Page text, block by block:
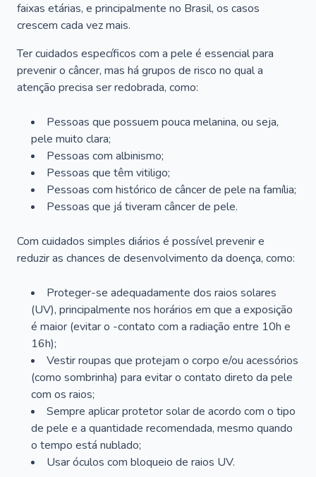
faixas etárias, e principalmente no Brasil, os casos
crescem cada vez mais.
Ter cuidados específicos com a pele é essencial para
prevenir o câncer, mas há grupos de risco no qual a
atenção precisa ser redobrada, como:
Pessoas que possuem pouca melanina, ou seja,
pele muito clara;
Pessoas com albinismo;
Pessoas que têm vitiligo;
Pessoas com histórico de câncer de pele na família;
Pessoas que já tiveram câncer de pele.
Com cuidados simples diários é possível prevenir e
reduzir as chances de desenvolvimento da doença, como:
Proteger-se adequadamente dos raios solares
(UV), principalmente nos horários em que a exposição
é maior (evitar o -contato com a radiação entre 10h e
16h);
Vestir roupas que protejam o corpo e/ou acessórios
(como sombrinha) para evitar o contato direto da pele
com os raios;
Sempre aplicar protetor solar de acordo com o tipo
de pele e a quantidade recomendada, mesmo quando
o tempo está nublado;
Usar óculos com bloqueio de raios UV.